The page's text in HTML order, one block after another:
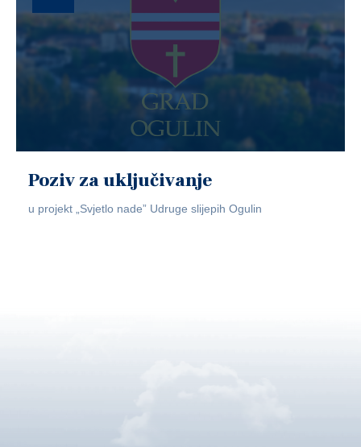
Poziv za uključivanje
u projekt „Svjetlo nade” Udruge slijepih Ogulin